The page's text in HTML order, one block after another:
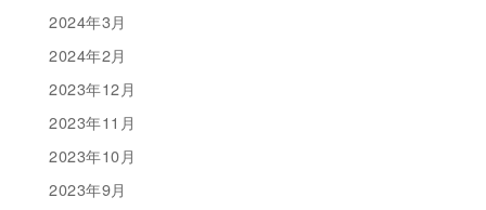
2024年3月
2024年2月
2023年12月
2023年11月
2023年10月
2023年9月